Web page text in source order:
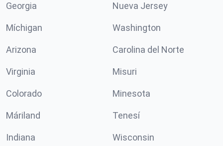
Georgia Nueva Jersey
Míchigan Washington
Arizona Carolina del Norte
Virginia Misuri
Colorado Minesota
Máriland Tenesí
Indiana Wisconsin